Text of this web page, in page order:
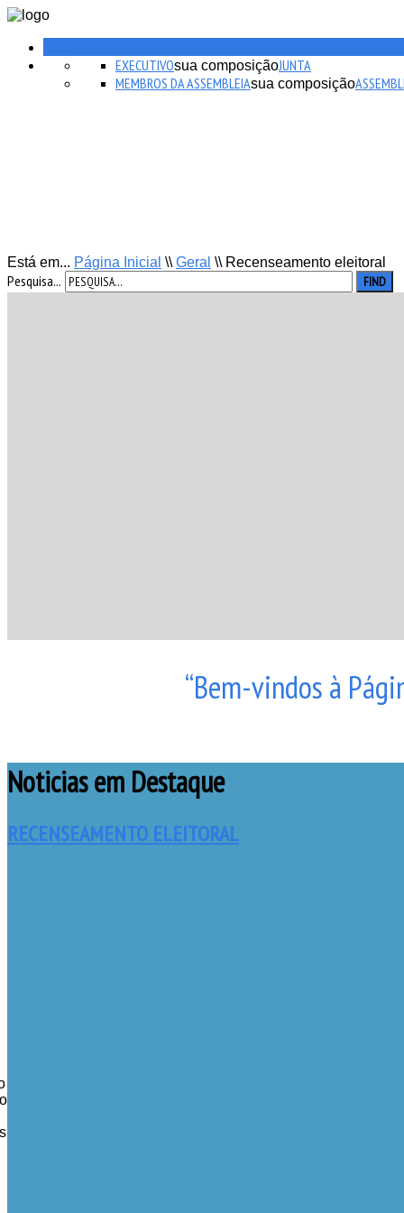
JUNTA
EXECUTIVOsua composição
MEMBROS DA ASSEMBLEIAsua composição
Está em... Página Inicial \\ Geral \\ Recenseamento eleitoral
Pesquisa... FIND
“Bem-vindos à
Noticias em Destaque
RECENSEAMENTO ELEITORAL